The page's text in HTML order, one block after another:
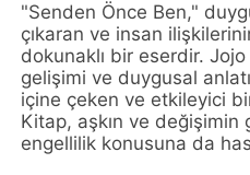
"Senden Önce Ben,"
çıkaran ve insan
dokunaklı bir eserdir.
gelişimi ve duygusal
içine çeken ve etkileyici
Kitap, aşkın ve değişimin
engellilik konusuna da